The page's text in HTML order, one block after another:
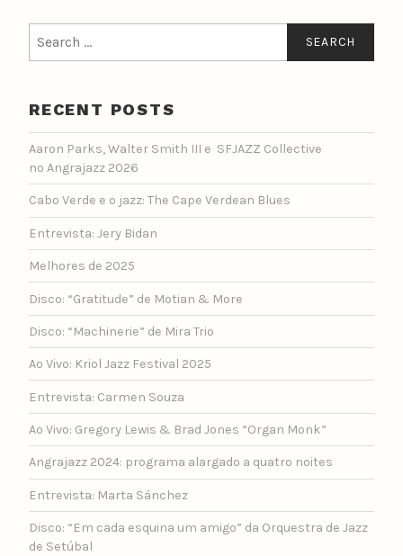
for:
RECENT POSTS
Aaron Parks, Walter Smith III e SFJAZZ Collective
no Angrajazz 2026
Cabo Verde e o jazz: The Cape Verdean Blues
Entrevista: Jery Bidan
Melhores de 2025
Disco: “Gratitude” de Motian & More
Disco: “Machinerie” de Mira Trio
Ao Vivo: Kriol Jazz Festival 2025
Entrevista: Carmen Souza
Ao Vivo: Gregory Lewis & Brad Jones “Organ Monk”
Angrajazz 2024: programa alargado a quatro noites
Entrevista: Marta Sánchez
Disco: “Em cada esquina um amigo” da Orquestra de Jazz
de Setúbal